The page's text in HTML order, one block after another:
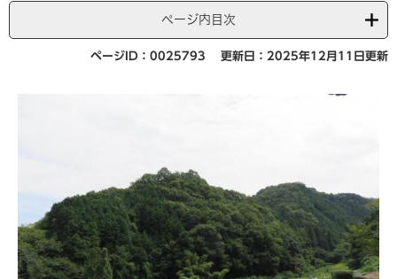
ページ内目次
ページID：0025793 更新日：2025年12月11日更新